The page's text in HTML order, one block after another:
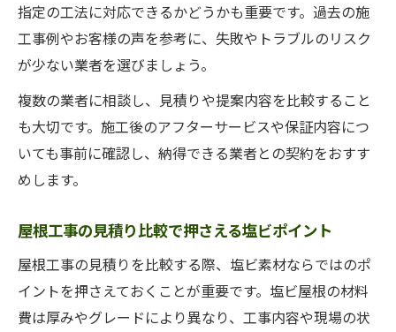
指定の工法に対応できるかどうかも重要です。過去の施
工事例やお客様の声を参考に、失敗やトラブルのリスク
が少ない業者を選びましょう。
複数の業者に相談し、見積りや提案内容を比較すること
も大切です。施工後のアフターサービスや保証内容につ
いても事前に確認し、納得できる業者との契約をおすす
めします。
屋根工事の見積り比較で押さえる塩ビポイント
屋根工事の見積りを比較する際、塩ビ素材ならではのポ
イントを押さえておくことが重要です。塩ビ屋根の材料
費は厚みやグレードにより異なり、工事内容や現場の状